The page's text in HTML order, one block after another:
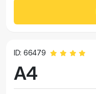
ID: 66479
A4